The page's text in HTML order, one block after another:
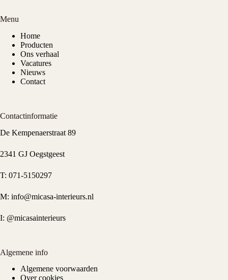
Menu
Home
Producten
Ons verhaal
Vacatures
Nieuws
Contact
Contactinformatie
De Kempenaerstraat 89
2341 GJ Oegstgeest
T: 071-5150297
M: info@micasa-interieurs.nl
I: @micasainterieurs
Algemene info
Algemene voorwaarden
Over cookies